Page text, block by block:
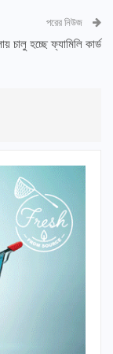
পরের নিউজ
চালু হচ্ছে ফ্যামিলি কার্ড